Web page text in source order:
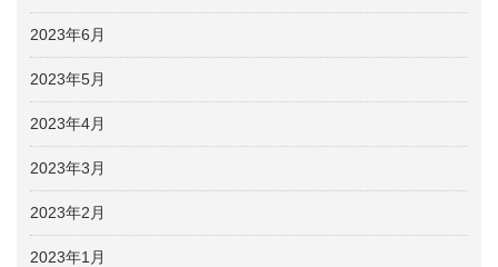
2023年6月
2023年5月
2023年4月
2023年3月
2023年2月
2023年1月